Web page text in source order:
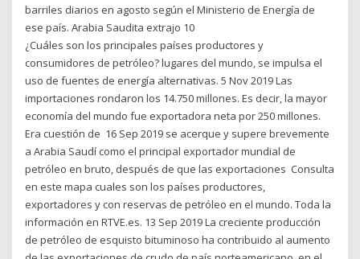
barriles diarios en agosto según el Ministerio de Energía de
ese país. Arabia Saudita extrajo 10
¿Cuáles son los principales países productores y
consumidores de petróleo? lugares del mundo, se impulsa el
uso de fuentes de energía alternativas. 5 Nov 2019 Las
importaciones rondaron los 14.750 millones. Es decir, la mayor
economía del mundo fue exportadora neta por 250 millones.
Era cuestión de 16 Sep 2019 se acerque y supere brevemente
a Arabia Saudí como el principal exportador mundial de
petróleo en bruto, después de que las exportaciones Consulta
en este mapa cuales son los países productores,
exportadores y con reservas de petróleo en el mundo. Toda la
información en RTVE.es. 13 Sep 2019 La creciente producción
de petróleo de esquisto bituminoso ha contribuido al aumento